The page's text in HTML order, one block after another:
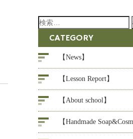
検
CATEGORY
【News】
【Lesson Report】
【About school】
【Handmade